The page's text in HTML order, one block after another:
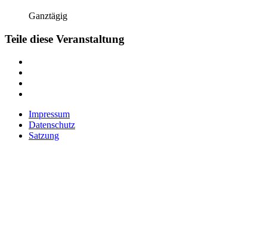
Ganztägig
Teile diese Veranstaltung
Impressum
Datenschutz
Satzung